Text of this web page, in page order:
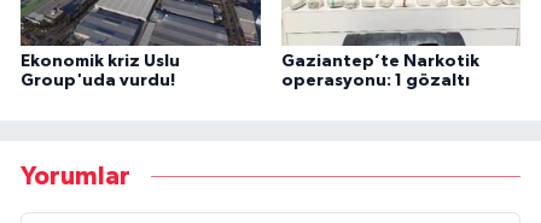
Ekonomik kriz Uslu
Group'uda vurdu!
Gaziantep’te Narkotik
operasyonu: 1 gözaltı
Yorumlar